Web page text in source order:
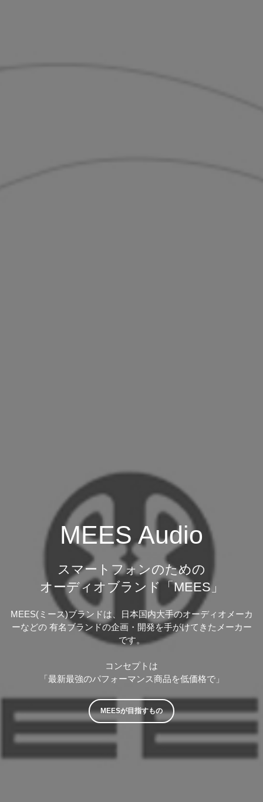
MEES Audio
スマートフォンのための
オーディオブランド「MEES」
MEES(ミース)ブランドは、日本国内大手のオーディオメーカ
ーなどの有名ブランドの企画・開発を手がけてきたメーカー
です。
コンセプトは
「最新最強のパフォーマンス商品を低価格で」
MEESが目指すもの